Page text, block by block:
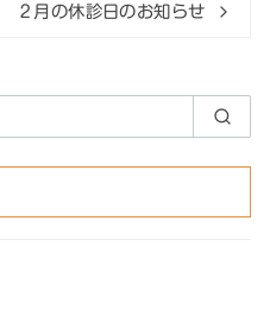
２月の休診日のお知らせ